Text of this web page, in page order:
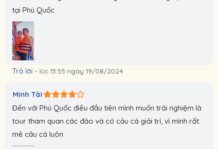
tại Phú Quốc
Trả lời - lúc 13:55 ngày 19/08/2024
Minh Tài
Đến với Phú Quốc điều đầu tiên mình muốn trải nghiệm là
tour tham quan các đảo và có câu cá giải trí, vì mình rất
mê câu cá luôn